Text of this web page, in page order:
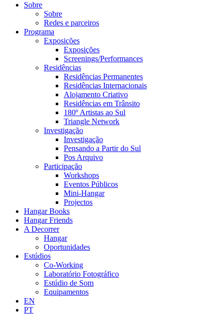
Sobre
Sobre
Redes e parceiros
Programa
Exposições
Exposições
Screenings/Performances
Residências
Residências Permanentes
Residências Internacionais
Alojamento Criativo
Residências em Trânsito
180º Artistas ao Sul
Triangle Network
Investigação
Investigação
Pensando a Partir do Sul
Pos Arquivo
Participação
Workshops
Eventos Públicos
Mini-Hangar
Projectos
Hangar Books
Hangar Friends
A Decorrer
Hangar
Oportunidades
Estúdios
Co-Working
Laboratório Fotográfico
Estúdio de Som
Equipamentos
EN
PT